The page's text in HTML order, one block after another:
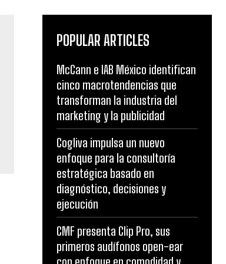
POPULAR ARTICLES
McCann e IAB México identifican
cinco macrotendencias que
transforman la industria del
marketing y la publicidad
Cogliva impulsa un nuevo
enfoque para la consultoría
estratégica basado en
diagnóstico, decisiones y
ejecución
CMF presenta Clip Pro, sus
primeros audífonos open-ear